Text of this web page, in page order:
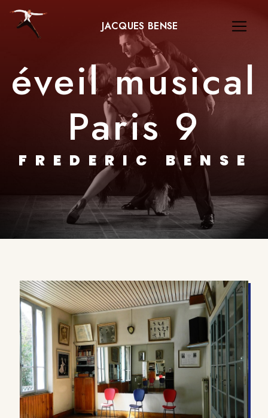
JACQUES BENSE
éveil musical
Paris 9
FREDERIC BENSE
Panneau de gestion des cookies